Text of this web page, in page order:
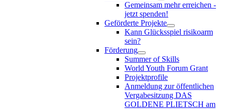
Gemeinsam mehr erreichen -
jetzt spenden!
Geförderte Projekte
Kann Glücksspiel risikoarm
sein?
Förderung
Summer of Skills
World Youth Forum Grant
Projektprofile
Anmeldung zur öffentlichen
Vergabesitzung DAS
GOLDENE PLIETSCH am